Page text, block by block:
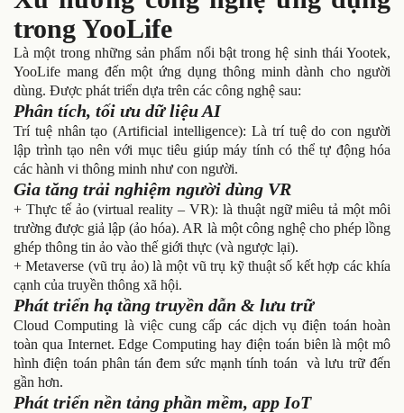
trong YooLife
Là một trong những sản phẩm nổi bật trong hệ sinh thái Yootek,
YooLife mang đến một ứng dụng thông minh dành cho người
dùng. Được phát triển dựa trên các công nghệ sau:
Phân tích, tối ưu dữ liệu AI
Trí tuệ nhân tạo (Artificial intelligence): Là trí tuệ do con người
lập trình tạo nên với mục tiêu giúp máy tính có thể tự động hóa
các hành vi thông minh như con người.
Gia tăng trải nghiệm người dùng VR
+ Thực tế ảo (virtual reality – VR): là thuật ngữ miêu tả một môi
trường được giả lập (ảo hóa). AR là một công nghệ cho phép lồng
ghép thông tin ảo vào thế giới thực (và ngược lại).
+ Metaverse (vũ trụ ảo) là một vũ trụ kỹ thuật số kết hợp các khía
cạnh của truyền thông xã hội.
Phát triển hạ tầng truyền dẫn & lưu trữ
Cloud Computing là việc cung cấp các dịch vụ điện toán hoàn
toàn qua Internet. Edge Computing hay điện toán biên là một mô
hình điện toán phân tán đem sức mạnh tính toán và lưu trữ đến
gần hơn.
Phát triển nền tảng phần mềm, app IoT